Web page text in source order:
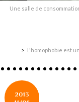
Une salle de
L'homophobie est
2013